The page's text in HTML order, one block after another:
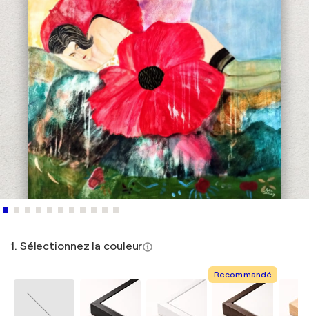
1. Sélectionnez la couleur
Recommandé